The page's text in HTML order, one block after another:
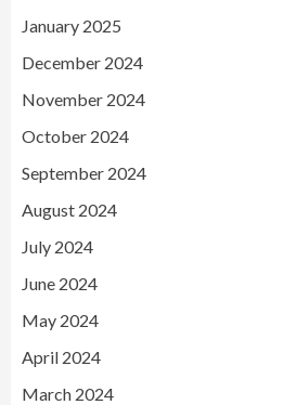
January 2025
December 2024
November 2024
October 2024
September 2024
August 2024
July 2024
June 2024
May 2024
April 2024
March 2024